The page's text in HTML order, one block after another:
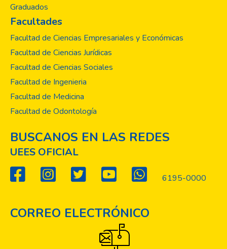
Graduados
Facultades
Facultad de Ciencias Empresariales y Económicas
Facultad de Ciencias Jurídicas
Facultad de Ciencias Sociales
Facultad de Ingenieria
Facultad de Medicina
Facultad de Odontología
BUSCANOS EN LAS REDES
UEES OFICIAL
6195-0000
CORREO ELECTRÓNICO